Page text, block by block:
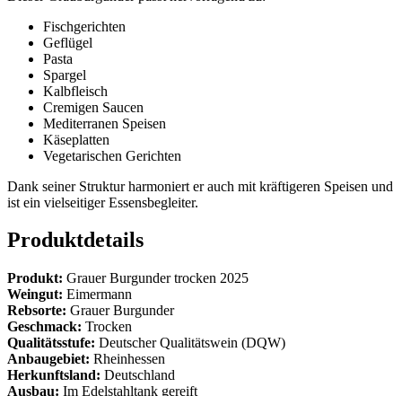
Fischgerichten
Geflügel
Pasta
Spargel
Kalbfleisch
Cremigen Saucen
Mediterranen Speisen
Käseplatten
Vegetarischen Gerichten
Dank seiner Struktur harmoniert er auch mit kräftigeren Speisen und
ist ein vielseitiger Essensbegleiter.
Produktdetails
Produkt: Grauer Burgunder trocken 2025
Weingut: Eimermann
Rebsorte: Grauer Burgunder
Geschmack: Trocken
Qualitätsstufe: Deutscher Qualitätswein (DQW)
Anbaugebiet: Rheinhessen
Herkunftsland: Deutschland
Ausbau: Im Edelstahltank gereift